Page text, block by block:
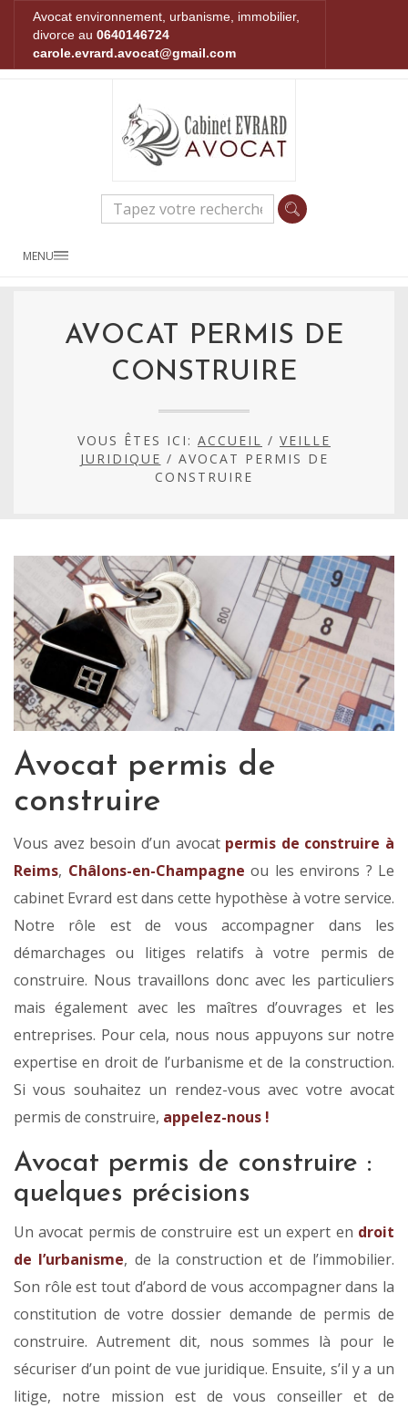
Avocat environnement, urbanisme, immobilier,
divorce au 0640146724
carole.evrard.avocat@gmail.com
MENU
AVOCAT PERMIS DE
CONSTRUIRE
VOUS ÊTES ICI: ACCUEIL / VEILLE
JURIDIQUE / AVOCAT PERMIS DE
CONSTRUIRE
Avocat permis de
construire
Vous avez besoin d’un avocat permis de construire à
Reims, Châlons-en-Champagne ou les environs ? Le
cabinet Evrard est dans cette hypothèse à votre service.
Notre rôle est de vous accompagner dans les
démarchages ou litiges relatifs à votre permis de
construire. Nous travaillons donc avec les particuliers
mais également avec les maîtres d’ouvrages et les
entreprises. Pour cela, nous nous appuyons sur notre
expertise en droit de l’urbanisme et de la construction.
Si vous souhaitez un rendez-vous avec votre avocat
permis de construire, appelez-nous !
Avocat permis de construire :
quelques précisions
Un avocat permis de construire est un expert en droit
de l’urbanisme, de la construction et de l’immobilier.
Son rôle est tout d’abord de vous accompagner dans la
constitution de votre dossier demande de permis de
construire. Autrement dit, nous sommes là pour le
sécuriser d’un point de vue juridique. Ensuite, s’il y a un
litige, notre mission est de vous conseiller et de